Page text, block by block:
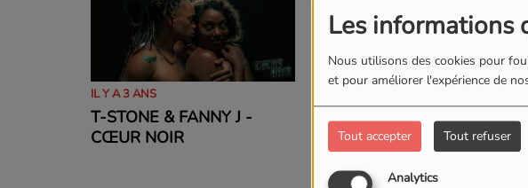
Les informations
Nous utilisons des cookies pour
et pour améliorer l'expérience de
Tout accepter Tout refuser
Analytics
IL Y A 3 ANS
T-STONE & FANNY J -
CŒUR NOIR
NESLY - RÉSIGNÉE